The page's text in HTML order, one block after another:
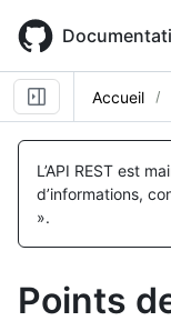
main
content
Accueil
L’API REST est
d’informations,
».
Points
Nom, Type,
Description
Nom, Type,
Description
Nom, Type,
Description
Nom, Type,
Description
Nom, Type,
Description
Nom, Type,
Description
Nom, Type,
Description
Nom, Type,
Description
Nom, Type,
Description
Nom, Type,
Description